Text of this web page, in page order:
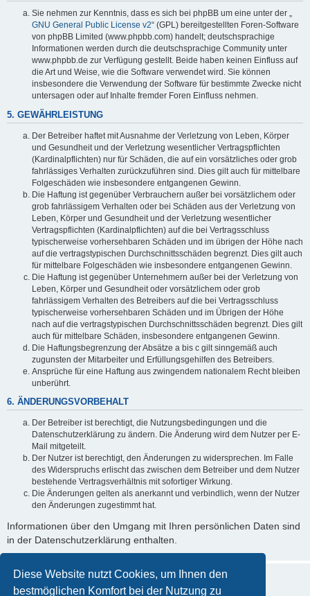
Diese Website nutzt Cookies, um Ihnen den
bestmöglichen Komfort bei der Nutzung zu
Sie nehmen zur Kenntnis, dass es sich bei phpBB um eine unter der „
GNU General Public License v2“ (GPL) bereitgestellten Foren-Software
von phpBB Limited (www.phpbb.com) handelt; deutschsprachige
Informationen werden durch die deutschsprachige Community unter
www.phpbb.de zur Verfügung gestellt. Beide haben keinen Einfluss auf
die Art und Weise, wie die Software verwendet wird. Sie können
insbesondere die Verwendung der Software für bestimmte Zwecke nicht
untersagen oder auf Inhalte fremder Foren Einfluss nehmen.
5. GEWÄHRLEISTUNG
Der Betreiber haftet mit Ausnahme der Verletzung von Leben, Körper
und Gesundheit und der Verletzung wesentlicher Vertragspflichten
(Kardinalpflichten) nur für Schäden, die auf ein vorsätzliches oder grob
fahrlässiges Verhalten zurückzuführen sind. Dies gilt auch für mittelbare
Folgeschäden wie insbesondere entgangenen Gewinn.
Die Haftung ist gegenüber Verbrauchern außer bei vorsätzlichem oder
grob fahrlässigem Verhalten oder bei Schäden aus der Verletzung von
Leben, Körper und Gesundheit und der Verletzung wesentlicher
Vertragspflichten (Kardinalpflichten) auf die bei Vertragsschluss
typischerweise vorhersehbaren Schäden und im übrigen der Höhe nach
auf die vertragstypischen Durchschnittsschäden begrenzt. Dies gilt auch
für mittelbare Folgeschäden wie insbesondere entgangenen Gewinn.
Die Haftung ist gegenüber Unternehmern außer bei der Verletzung von
Leben, Körper und Gesundheit oder vorsätzlichem oder grob
fahrlässigem Verhalten des Betreibers auf die bei Vertragsschluss
typischerweise vorhersehbaren Schäden und im Übrigen der Höhe
nach auf die vertragstypischen Durchschnittsschäden begrenzt. Dies gilt
auch für mittelbare Schäden, insbesondere entgangenen Gewinn.
Die Haftungsbegrenzung der Absätze a bis c gilt sinngemäß auch
zugunsten der Mitarbeiter und Erfüllungsgehilfen des Betreibers.
Ansprüche für eine Haftung aus zwingendem nationalem Recht bleiben
unberührt.
6. ÄNDERUNGSVORBEHALT
Der Betreiber ist berechtigt, die Nutzungsbedingungen und die
Datenschutzerklärung zu ändern. Die Änderung wird dem Nutzer per E-
Mail mitgeteilt.
Der Nutzer ist berechtigt, den Änderungen zu widersprechen. Im Falle
des Widerspruchs erlischt das zwischen dem Betreiber und dem Nutzer
bestehende Vertragsverhältnis mit sofortiger Wirkung.
Die Änderungen gelten als anerkannt und verbindlich, wenn der Nutzer
den Änderungen zugestimmt hat.
Informationen über den Umgang mit Ihren persönlichen Daten sind
in der Datenschutzerklärung enthalten.